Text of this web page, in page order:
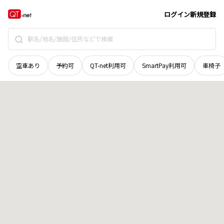
ログイン新規登録
空車あり 予約可 QT-net利用可 SmartPay利用可 車椅子
北海道